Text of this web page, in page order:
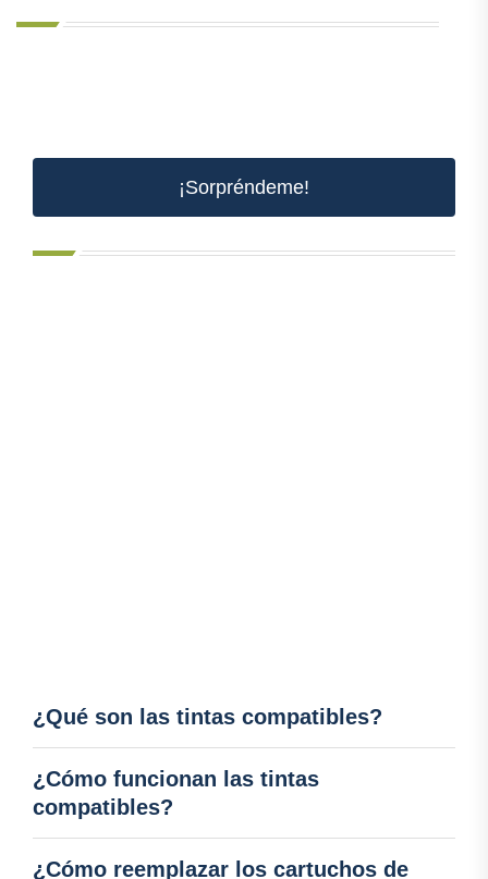
¡Sorpréndeme!
¿Qué son las tintas compatibles?
¿Cómo funcionan las tintas
compatibles?
¿Cómo reemplazar los cartuchos de